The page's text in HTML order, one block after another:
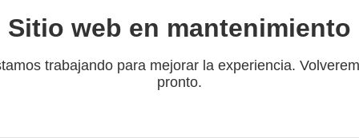
Sitio web en mantenimiento
trabajando para mejorar la experiencia.
pronto.